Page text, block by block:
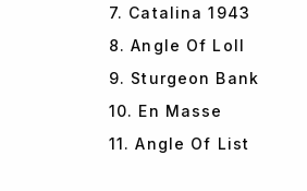
7. Catalina 1943
8. Angle Of Loll
9. Sturgeon Bank
10. En Masse
11. Angle Of List